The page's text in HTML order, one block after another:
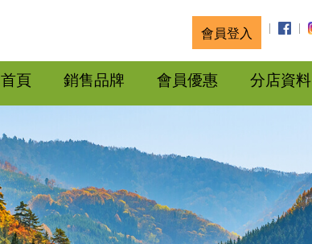
會員登入
首頁 銷售品牌 會員優惠 分店資料